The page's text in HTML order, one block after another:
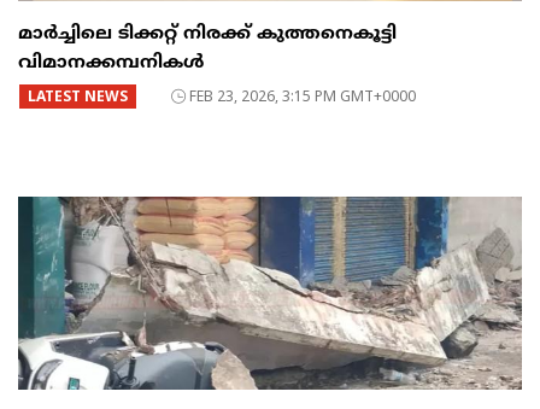
മാർച്ചിലെ ടിക്കറ്റ് നിരക്ക് കുത്തനെകൂട്ടി
വിമാനക്കമ്പനികൾ
LATEST NEWS FEB 23, 2026, 3:15 PM GMT+0000